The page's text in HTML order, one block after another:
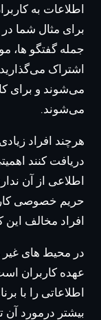
اطلاعات به
برای مثال شما در
جمله گفتگو ها،
اشتراک
می‌شوند و برای
می‌شوند.
هرچند افراد
دریافت کنند
اطلاعی از آن
حریم خصوصی
افراد مخالف این
در محیط های غیر
عهده کاربران
اطلاعاتی را با
بیشتر درمورد